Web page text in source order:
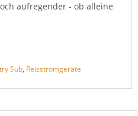
aufregender - ob alleine
Sub, Reizstromgeräte